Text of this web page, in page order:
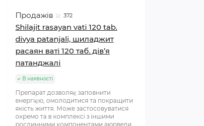
Продажів 372
Shilajit rasayan vati 120 tab.
divya patanjali, шиладжит
расаян ваті 120 таб. дів’я
патанджалі
В наявності
Препарат дозволяє заповнити
енергією, омолодитися та покращити
якість життя. Може застосовуватися
окремо та в комплексі з іншими
рослинними компонентами аюрведи.